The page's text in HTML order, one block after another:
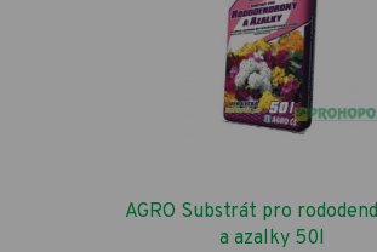
AGRO Substrát pro
a azalky 50l